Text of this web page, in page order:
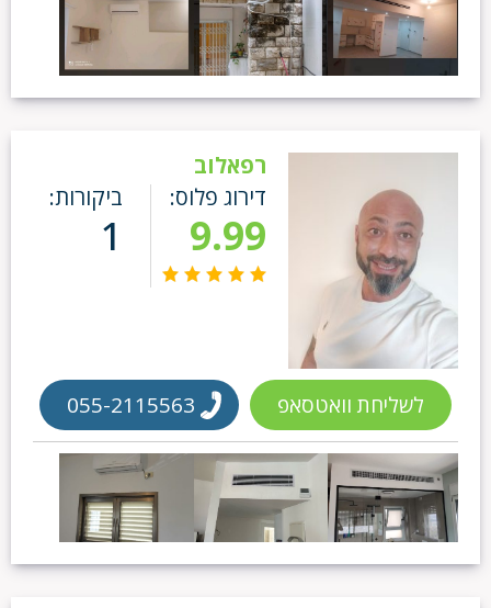
רפאלוב
דירוג פלוס:
9.99
ביקורות:
1
לשליחת וואטסאפ 055-2115563